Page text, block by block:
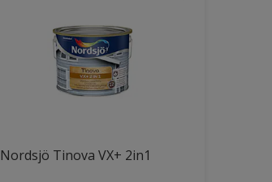
Nordsjö Tinova VX+ 2in1